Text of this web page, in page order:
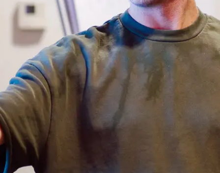
Expert Mentor
Astana Hub · Founders Institute · Antler S16 ·
Future Founders
Жюри премии Яндекса
Член жюри премии «Сделано с ИИ» в
номинации «Техно-продуктовый вклад»
Telegram-канал
— о создании
продуктов и вайбкодинге
Интервью, выступления и подкасты
про AJTBD
Telegram-канал
вайбкодинге